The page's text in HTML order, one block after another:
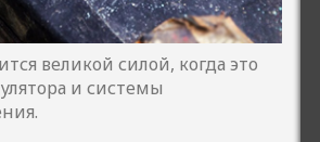
великой силой, когда это
и системы